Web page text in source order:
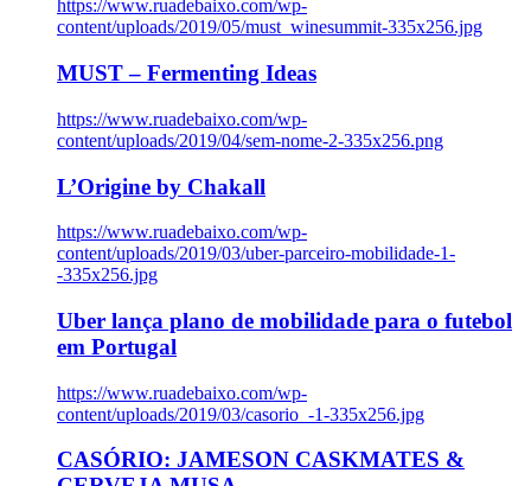
https://www.ruadebaixo.com/wp-
content/uploads/2019/05/must_winesummit-335x256.jpg
MUST – Fermenting Ideas
https://www.ruadebaixo.com/wp-
content/uploads/2019/04/sem-nome-2-335x256.png
L’Origine by Chakall
https://www.ruadebaixo.com/wp-
content/uploads/2019/03/uber-parceiro-mobilidade-1-
-335x256.jpg
Uber lança plano de mobilidade para o futebol
em Portugal
https://www.ruadebaixo.com/wp-
content/uploads/2019/03/casorio_-1-335x256.jpg
CASÓRIO: JAMESON CASKMATES &